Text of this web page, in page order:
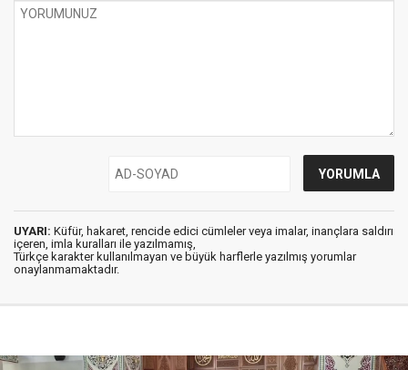
UYARI: Küfür, hakaret, rencide edici cümleler veya imalar, inançlara saldırı
içeren, imla kuralları ile yazılmamış,
Türkçe karakter kullanılmayan ve büyük harflerle yazılmış yorumlar
onaylanmamaktadır.